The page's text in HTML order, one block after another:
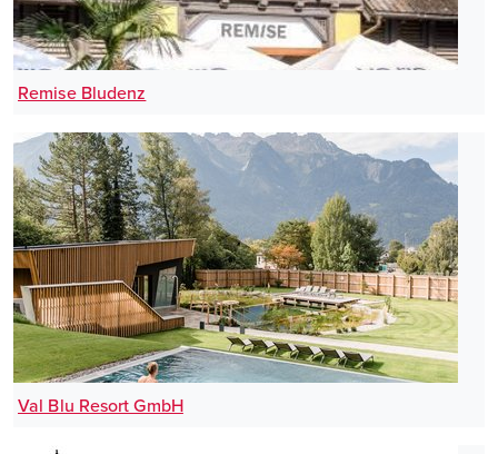
Remise Bludenz
Val Blu Resort GmbH